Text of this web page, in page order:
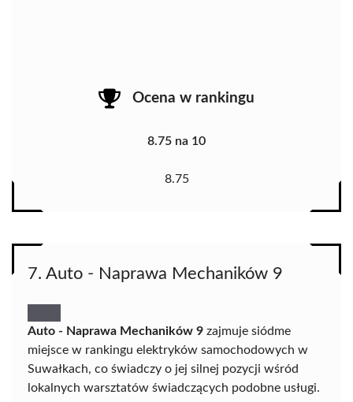
Ocena w rankingu
8.75 na 10
8.75
7. Auto - Naprawa Mechaników 9
Auto - Naprawa Mechaników 9 zajmuje siódme
miejsce w rankingu elektryków samochodowych w
Suwałkach, co świadczy o jej silnej pozycji wśród
lokalnych warsztatów świadczących podobne usługi.